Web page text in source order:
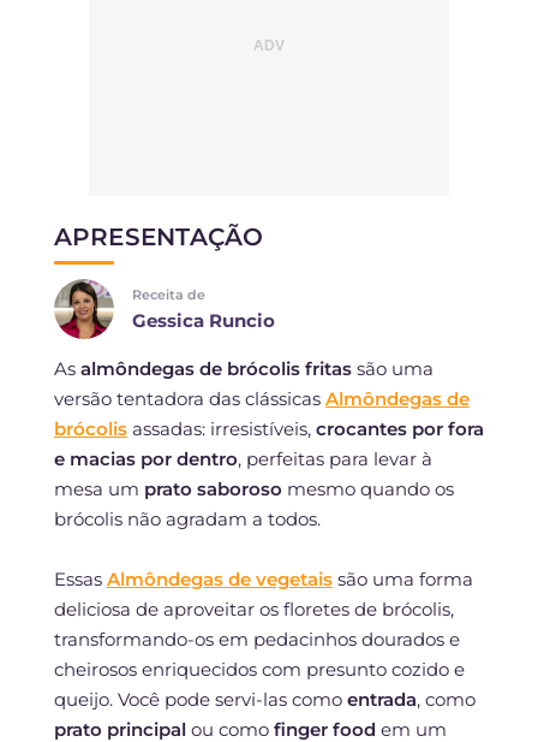
APRESENTAÇÃO
Receita de
Gessica Runcio
As almôndegas de brócolis fritassão uma
versão tentadora das clássicas Almôndegas de
brócolisassadas: irresistíveis, crocantes por fora
e macias por dentro, perfeitas para levar à
mesa um prato saboroso mesmo quando os
brócolis não agradam a todos.
Essas Almôndegas de vegetaissão uma forma
deliciosa de aproveitar os floretes de brócolis,
transformando-os em pedacinhos dourados e
cheirosos enriquecidos com presunto cozido e
queijo. Você pode servi-las como entrada, como
prato principalou como finger food em um